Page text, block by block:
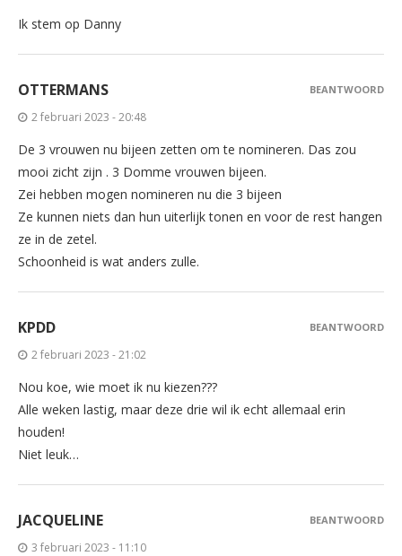
Ik stem op Danny
OTTERMANS
2 februari 2023 - 20:48
De 3 vrouwen nu bijeen zetten om te nomineren. Das zou
mooi zicht zijn . 3 Domme vrouwen bijeen.
Zei hebben mogen nomineren nu die 3 bijeen
Ze kunnen niets dan hun uiterlijk tonen en voor de rest hangen
ze in de zetel.
Schoonheid is wat anders zulle.
BEANTWOORD
KPDD
2 februari 2023 - 21:02
Nou koe, wie moet ik nu kiezen???
Alle weken lastig, maar deze drie wil ik echt allemaal erin
houden!
Niet leuk…
BEANTWOORD
JACQUELINE
3 februari 2023 - 11:10
BEANTWOORD